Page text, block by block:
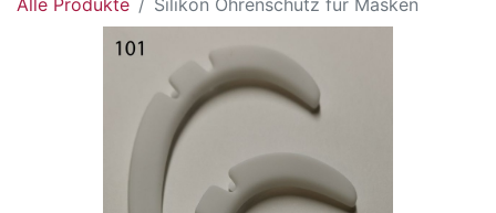
Alle Produkte Silikon Ohrenschutz für Masken